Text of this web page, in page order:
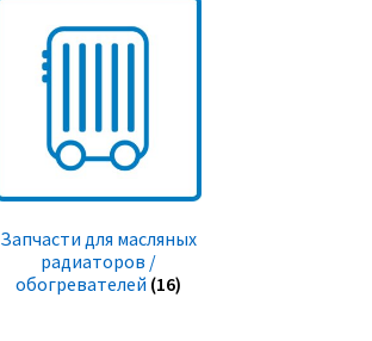
Запчасти для масляных
радиаторов /
обогревателей (16)